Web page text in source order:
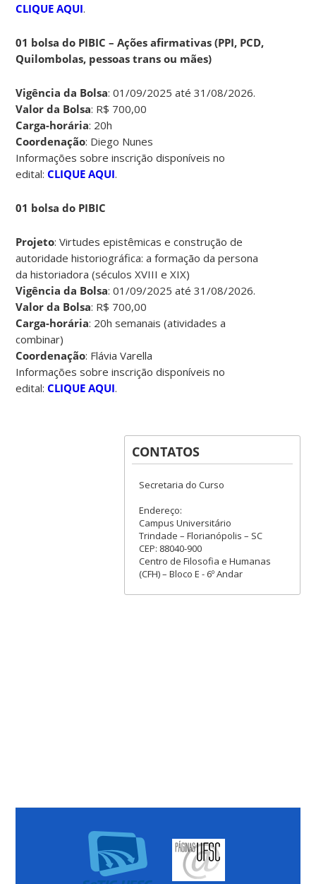
CLIQUE AQUI.
01 bolsa do PIBIC – Ações afirmativas (PPI, PCD,
Quilombolas, pessoas trans ou mães)
Vigência da Bolsa: 01/09/2025 até 31/08/2026.
Valor da Bolsa: R$ 700,00
Carga-horária: 20h
Coordenação: Diego Nunes
Informações sobre inscrição disponíveis no
edital:CLIQUE AQUI.
01 bolsa do PIBIC
Projeto: Virtudes epistêmicas e construção de
autoridade historiográfica: a formação da persona
da historiadora (séculos XVIII e XIX)
Vigência da Bolsa: 01/09/2025 até 31/08/2026.
Valor da Bolsa: R$ 700,00
Carga-horária: 20h semanais (atividades a
combinar)
Coordenação: Flávia Varella
Informações sobre inscrição disponíveis no
edital:CLIQUE AQUI.
CONTATOS
Secretaria do Curso
Endereço:
Campus Universitário
Trindade – Florianópolis – SC
CEP: 88040-900
Centro de Filosofia e Humanas
(CFH) – Bloco E - 6º Andar